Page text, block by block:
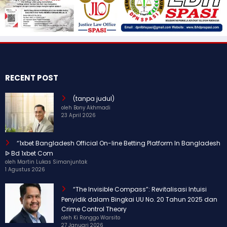
RECENT POST
(tanpa judul)
oleh Bony Akhmadi
23 April 2026
“1xbet Bangladesh Official On-line Betting Platform In Bangladesh
ᐉ Bd 1xbet Com
oleh Martin Lukas Simanjuntak
1 Agustus 2026
“The Invisible Compass”: Revitalisasi Intuisi
Penyidik dalam Bingkai UU No. 20 Tahun 2025 dan
Crime Control Theory
oleh Ki Ronggo Warsito